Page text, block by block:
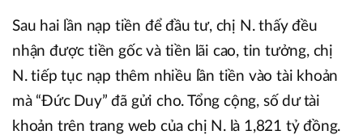
Sau hai lần nạp tiền để đầu tư, chị N. thấy đều
nhận được tiền gốc và tiền lãi cao, tin tưởng, chị
N. tiếp tục nạp thêm nhiều lần tiền vào tài khoản
mà “Đức Duy” đã gửi cho. Tổng cộng, số dư tài
khoản trên trang web của chị N. là 1,821 tỷ đồng.